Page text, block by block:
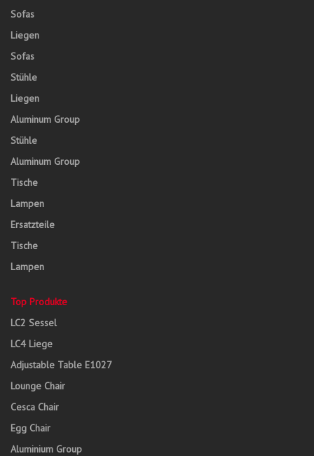
Sofas
Liegen
Sofas
Stühle
Liegen
Aluminum Group
Stühle
Aluminum Group
Tische
Lampen
Ersatzteile
Tische
Lampen
Top Produkte
LC2 Sessel
LC4 Liege
Adjustable Table E1027
Lounge Chair
Cesca Chair
Egg Chair
Aluminium Group